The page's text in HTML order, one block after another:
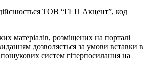
ТОВ “ГПП Акцент”, код
матеріалів, розміщених на порталі
дозволяється за умови вставки в
пошукових систем гіперпосилання на